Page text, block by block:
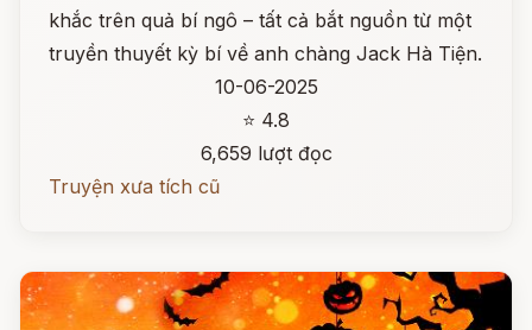
khắc trên quả bí ngô – tất cả bắt nguồn từ một
truyền thuyết kỳ bí về anh chàng Jack Hà Tiện.
10-06-2025
⭐ 4.8
6,659 lượt đọc
Truyện xưa tích cũ